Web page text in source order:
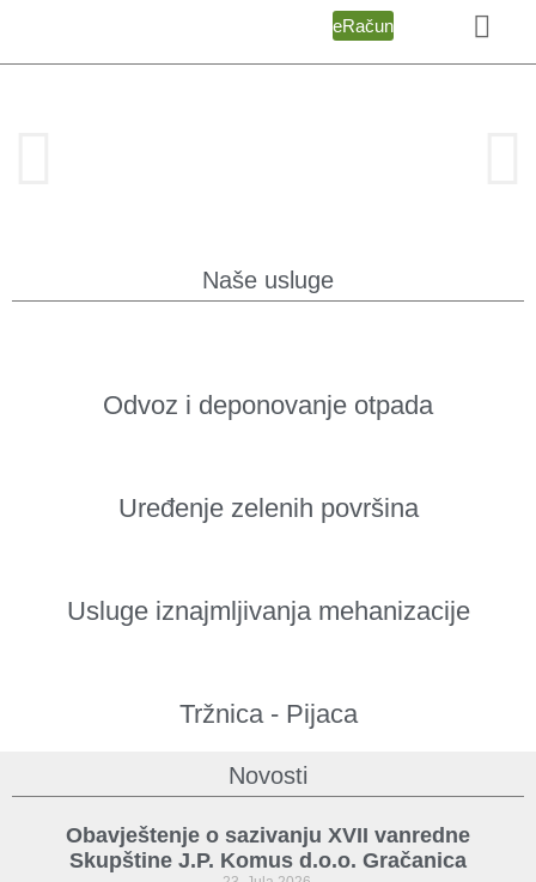
eRačun
Naše usluge
Odvoz i deponovanje otpada
Uređenje zelenih površina
Usluge iznajmljivanja mehanizacije
Tržnica - Pijaca
Novosti
Obavještenje o sazivanju XVII vanredne
Skupštine J.P. Komus d.o.o. Gračanica